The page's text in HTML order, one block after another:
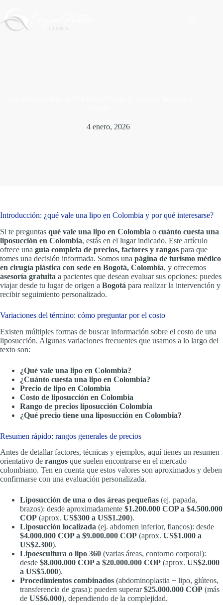
contenido
4 enero, 2026
Introducción: ¿qué vale una lipo en Colombia y por qué interesarse?
Si te preguntas qué vale una lipo en Colombia o cuánto cuesta una
liposucción en Colombia, estás en el lugar indicado. Este artículo
ofrece una guía completa de precios, factores y rangos para que
tomes una decisión informada. Somos una página de turismo médico
en cirugía plástica con sede en Bogotá, Colombia, y ofrecemos
asesoría gratuita a pacientes que desean evaluar sus opciones: puedes
viajar desde tu lugar de origen a Bogotá para realizar la intervención y
recibir seguimiento personalizado.
Variaciones del término: cómo preguntar por el costo
Existen múltiples formas de buscar información sobre el costo de una
liposucción. Algunas variaciones frecuentes que usamos a lo largo del
texto son:
¿Qué vale una lipo en Colombia?
¿Cuánto cuesta una lipo en Colombia?
Precio de lipo en Colombia
Costo de liposucción en Colombia
Rango de precios liposucción Colombia
¿Qué precio tiene una liposucción en Colombia?
Resumen rápido: rangos generales de precios
Antes de detallar factores, técnicas y ejemplos, aquí tienes un resumen
orientativo de rangos que suelen encontrarse en el mercado
colombiano. Ten en cuenta que estos valores son aproximados y deben
confirmarse con una evaluación personalizada.
Liposucción de una o dos áreas pequeñas (ej. papada,
brazos): desde aproximadamente $1.200.000 COP a $4.500.000
COP (aprox. US$300 a US$1.200).
Liposucción localizada (ej. abdomen inferior, flancos): desde
$4.000.000 COP a $9.000.000 COP (aprox. US$1.000 a
US$2.300).
Lipoescultura o lipo 360 (varias áreas, contorno corporal):
desde $8.000.000 COP a $20.000.000 COP (aprox. US$2.000
a US$5.000).
Procedimientos combinados (abdominoplastia + lipo, glúteos,
transferencia de grasa): pueden superar$25.000.000 COP (más
de US$6.000), dependiendo de la complejidad.